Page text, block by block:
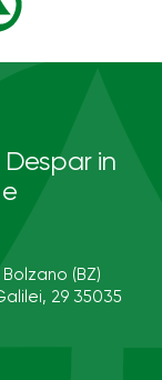
in
(BZ)
29 35035